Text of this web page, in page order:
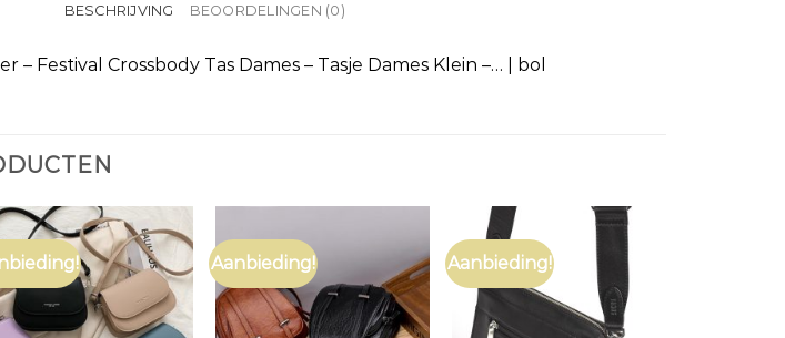
BESCHRIJVING BEOORDELINGEN (0)
– Festival Crossbody Tas Dames – Tasje Dames Klein –… | bol
Aanbieding! Aanbieding!